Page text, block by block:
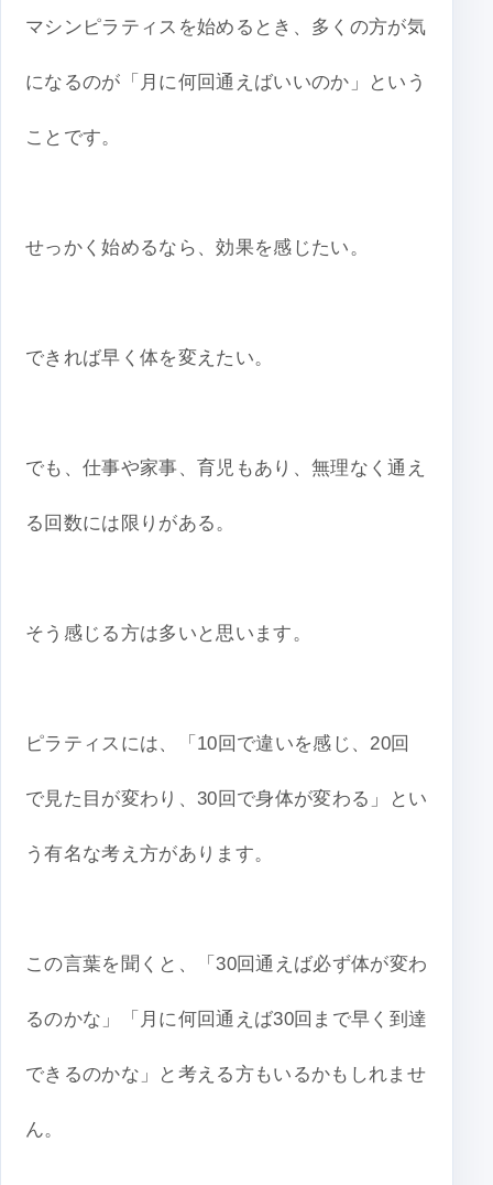
マシンピラティスを始めるとき、多くの方が気
になるのが「月に何回通えばいいのか」という
ことです。
せっかく始めるなら、効果を感じたい。
できれば早く体を変えたい。
でも、仕事や家事、育児もあり、無理なく通え
る回数には限りがある。
そう感じる方は多いと思います。
ピラティスには、「10回で違いを感じ、20回
で見た目が変わり、30回で身体が変わる」とい
う有名な考え方があります。
この言葉を聞くと、「30回通えば必ず体が変わ
るのかな」「月に何回通えば30回まで早く到達
できるのかな」と考える方もいるかもしれませ
ん。